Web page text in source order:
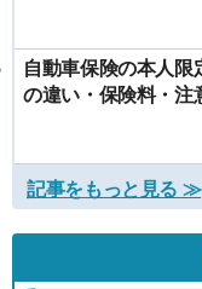
自動車保険の本人
の違い・保険料・注
記事をもっと見る ≫